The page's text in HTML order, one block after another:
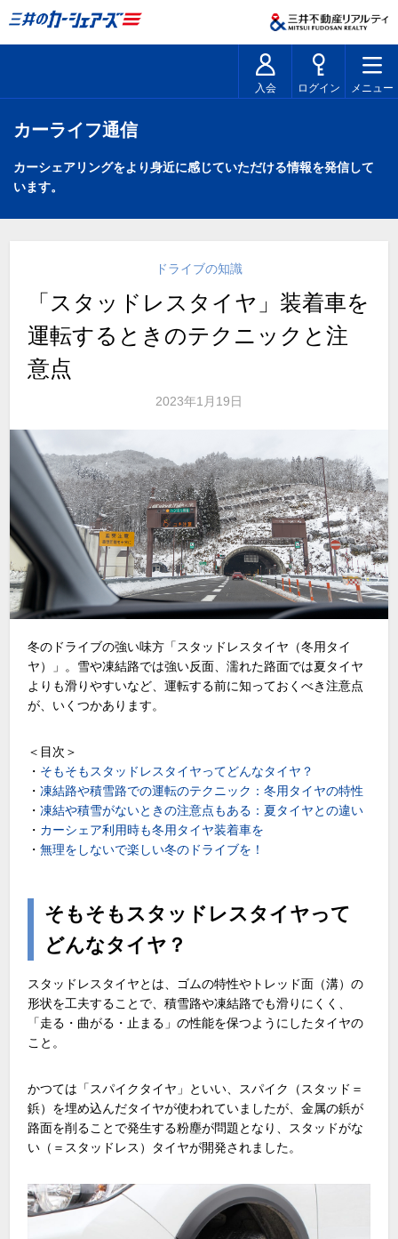
入会 ログイン メニュー
カーライフ通信
カーシェアリングをより身近に感じていただける情報を発信して
います。
ドライブの知識
「スタッドレスタイヤ」装着車を
運転するときのテクニックと注
意点
2023年1月19日
冬のドライブの強い味方「スタッドレスタイヤ（冬用タイ
ヤ）」。雪や凍結路では強い反面、濡れた路面では夏タイヤ
よりも滑りやすいなど、運転する前に知っておくべき注意点
が、いくつかあります。
＜目次＞
・ そもそもスタッドレスタイヤってどんなタイヤ？
・凍結路や積雪路での運転のテクニック：冬用タイヤの特性
・凍結や積雪がないときの注意点もある：夏タイヤとの違い
・ カーシェア利用時も冬用タイヤ装着車を
・無理をしないで楽しい冬のドライブを！
そもそもスタッドレスタイヤって
どんなタイヤ？
スタッドレスタイヤとは、ゴムの特性やトレッド面（溝）の
形状を工夫することで、積雪路や凍結路でも滑りにくく、
「走る・曲がる・止まる」の性能を保つようにしたタイヤの
こと。
かつては「スパイクタイヤ」といい、スパイク（スタッド＝
鋲）を埋め込んだタイヤが使われていましたが、金属の鋲が
路面を削ることで発生する粉塵が問題となり、スタッドがな
い（＝スタッドレス）タイヤが開発されました。